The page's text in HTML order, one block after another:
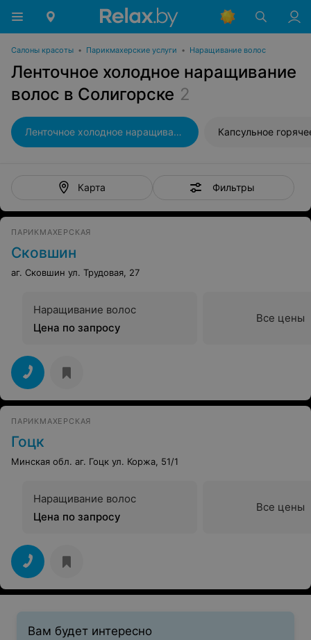
Салоны красоты • Парикмахерские услуги • Наращивание волос
Ленточное холодное наращивание
волос в Солигорске 2
Ленточное холодное наращивание волос
Карта Фильтры
ПАРИКМАХЕРСКАЯ
Сковшин
аг. Сковшин ул. Трудовая, 27
Наращивание волос
Цена по запросу
Все цены
ПАРИКМАХЕРСКАЯ
Гоцк
Минская обл. аг. Гоцк ул. Коржа, 51/1
Наращивание волос
Цена по запросу
Все цены
Вам будет интересно